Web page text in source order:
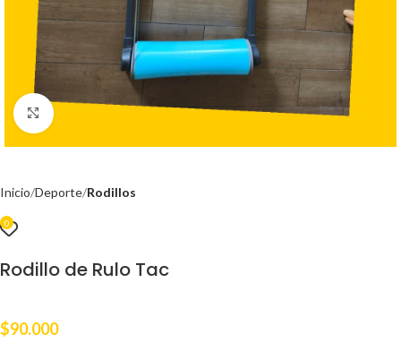
Clic para ampliar
Inicio Deporte Rodillos
0
Rodillo de Rulo Tac
$90.000